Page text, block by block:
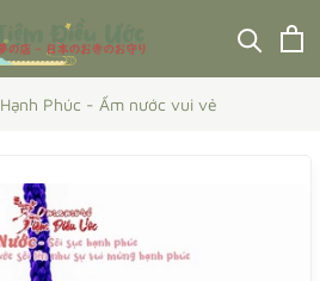
Hạnh Phúc - Ấm nước vui vẻ